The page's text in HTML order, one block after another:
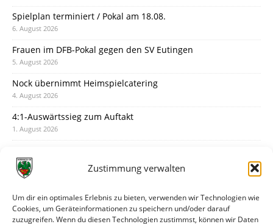
Zustimmung verwalten
Um dir ein optimales Erlebnis zu bieten, verwenden wir Technologien wie
Cookies, um Geräteinformationen zu speichern und/oder darauf
zuzugreifen. Wenn du diesen Technologien zustimmst, können wir Daten
Spielplan terminiert / Pokal am 18.08.
6. August 2026
Frauen im DFB-Pokal gegen den SV Eutingen
5. August 2026
Nock übernimmt Heimspielcatering
4. August 2026
4:1-Auswärtssieg zum Auftakt
1. August 2026
31. Juli 2026
30. Juli 2026
Deine Spielminute: 89+1